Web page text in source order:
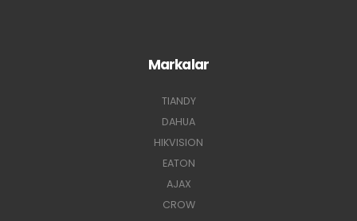
Markalar
TIANDY
DAHUA
HIKVISION
EATON